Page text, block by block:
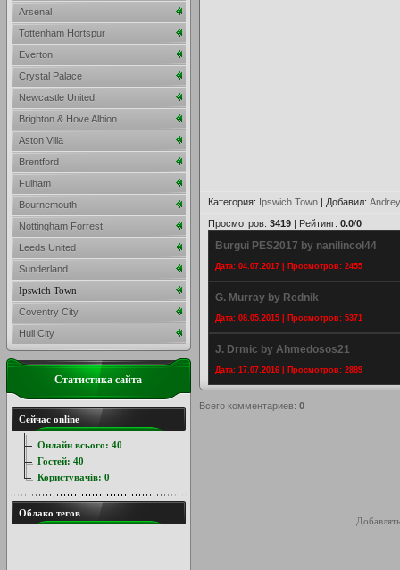
Категория: Ipswich Town | Добавил:
Просмотров: 3419 | Рейтинг: 0.0/0
Burgui PES2017 by nanilincol44
Дата: 04.07.2017 | Просмотров: 2455
G. Murray by Rednik
Дата: 08.05.2015 | Просмотров: 5371
J. Drmic by Ahmedosos21
Дата: 17.07.2016 | Просмотров: 2889
Всего комментариев: 0
Arsenal
Tottenham Hortspur
Everton
Crystal Palace
Newcastle United
Brighton & Hove Albion
Aston Villa
Brentford
Fulham
Bournemouth
Nottingham Forrest
Leeds United
Sunderland
Ipswich Town
Coventry City
Hull City
Статистика сайта
Сейчас online
Онлайн всього: 40
Гостей: 40
Користувачів: 0
Облако тегов